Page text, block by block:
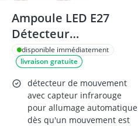
Ampoule LED E27
Détecteur
Mouvement
disponible immédiatement
livraison gratuite
détecteur de mouvement
avec capteur infrarouge
pour allumage automatique
dès qu'un mouvement est